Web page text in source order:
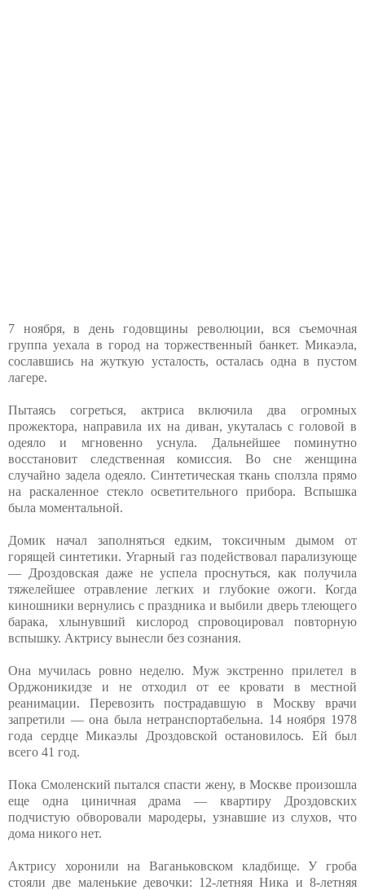
7 ноября, в день годовщины революции, вся съемочная
группа уехала в город на торжественный банкет. Микаэла,
сославшись на жуткую усталость, осталась одна в пустом
лагере.
Пытаясь согреться, актриса включила два огромных
прожектора, направила их на диван, укуталась с головой в
одеяло и мгновенно уснула. Дальнейшее поминутно
восстановит следственная комиссия. Во сне женщина
случайно задела одеяло. Синтетическая ткань сползла прямо
на раскаленное стекло осветительного прибора. Вспышка
была моментальной.
Домик начал заполняться едким, токсичным дымом от
горящей синтетики. Угарный газ подействовал парализующе
— Дроздовская даже не успела проснуться, как получила
тяжелейшее отравление легких и глубокие ожоги. Когда
киношники вернулись с праздника и выбили дверь тлеющего
барака, хлынувший кислород спровоцировал повторную
вспышку. Актрису вынесли без сознания.
Она мучилась ровно неделю. Муж экстренно прилетел в
Орджоникидзе и не отходил от ее кровати в местной
реанимации. Перевозить пострадавшую в Москву врачи
запретили — она была нетранспортабельна. 14 ноября 1978
года сердце Микаэлы Дроздовской остановилось. Ей был
всего 41 год.
Пока Смоленский пытался спасти жену, в Москве произошла
еще одна циничная драма — квартиру Дроздовских
подчистую обворовали мародеры, узнавшие из слухов, что
дома никого нет.
Актрису хоронили на Ваганьковском кладбище. У гроба
стояли две маленькие девочки: 12-летняя Ника и 8-летняя